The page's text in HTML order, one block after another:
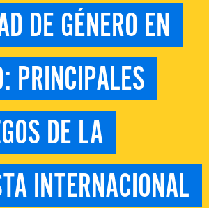
DE GÉNERO EN
PRINCIPALES
DE LA
INTERNACIONAL